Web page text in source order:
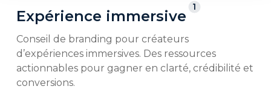
Expérience immersive
1
Conseil de branding pour créateurs
d’expériences immersives. Des ressources
actionnables pour gagner en clarté, crédibilité et
conversions.